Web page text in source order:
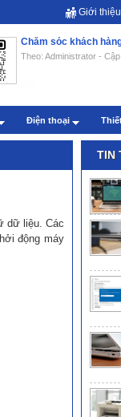
Giới thiệu
Chăm sóc khách
Theo: Administrator -
Điện thoại
dữ liệu. Các
động máy
TIN